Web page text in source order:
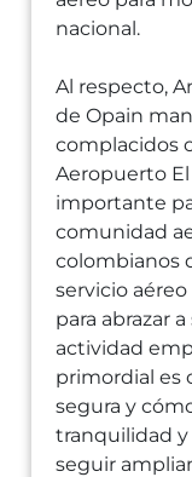
nacional.
Al respecto,
de Opain
complacidos
Aeropuerto
importante
comunidad
colombianos
servicio
para abrazar
actividad
primordial es
segura y
tranquilidad y
seguir